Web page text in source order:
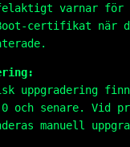
varnar för
certifikat när
uppgradering
och senare. Vid
manuell